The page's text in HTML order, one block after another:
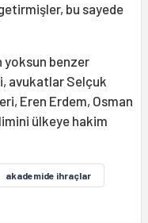
bu sayede
yoksun benzer
avukatlar Selçuk
Eren Erdem, Osman
ülkeye hakim
akademide ihraçlar